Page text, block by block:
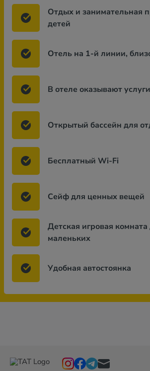
Отдых и занимательная
детей
Отель на 1-й линии,
В отеле оказывают
Открытый бассейн для
Бесплатный Wi-Fi
Сейф для ценных вещей
Детская игровая
маленьких
Удобная автостоянка